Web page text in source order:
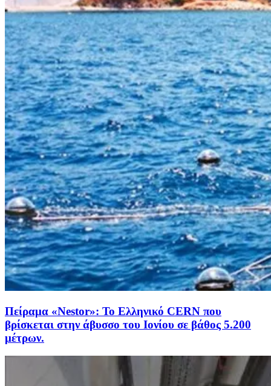
Πείραμα «Nestor»: Το Ελληνικό CERN που
βρίσκεται στην άβυσσο του Ιονίου σε βάθος 5.200
μέτρων.